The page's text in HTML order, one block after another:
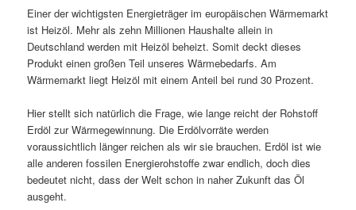
Einer der wichtigsten Energieträger im europäischen Wärmemarkt
ist Heizöl. Mehr als zehn Millionen Haushalte allein in
Deutschland werden mit Heizöl beheizt. Somit deckt dieses
Produkt einen großen Teil unseres Wärmebedarfs. Am
Wärmemarkt liegt Heizöl mit einem Anteil bei rund 30 Prozent.
Hier stellt sich natürlich die Frage, wie lange reicht der Rohstoff
Erdöl zur Wärmegewinnung. Die Erdölvorräte werden
voraussichtlich länger reichen als wir sie brauchen. Erdöl ist wie
alle anderen fossilen Energierohstoffe zwar endlich, doch dies
bedeutet nicht, dass der Welt schon in naher Zukunft das Öl
ausgeht.